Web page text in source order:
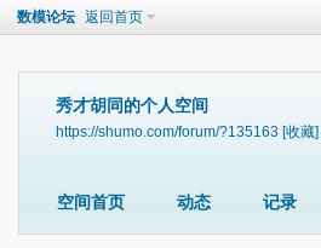
数模论坛 返回首页
秀才胡同的个人空间
https://shumo.com/forum/?135163 [收藏]
空间首页 动态 记录